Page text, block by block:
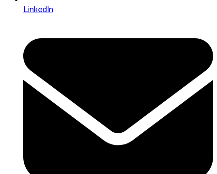
LinkedIn